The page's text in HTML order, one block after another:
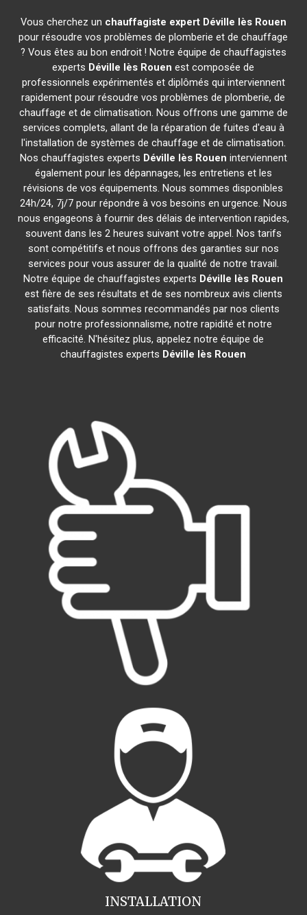
Vous cherchez un chauffagiste expert Déville lès Rouen
pour résoudre vos problèmes de plomberie et de chauffage
? Vous êtes au bon endroit ! Notre équipe de chauffagistes
experts Déville lès Rouen est composée de
professionnels expérimentés et diplômés qui interviennent
rapidement pour résoudre vos problèmes de plomberie, de
chauffage et de climatisation. Nous offrons une gamme de
services complets, allant de la réparation de fuites d'eau à
l'installation de systèmes de chauffage et de climatisation.
Nos chauffagistes experts Déville lès Rouen interviennent
également pour les dépannages, les entretiens et les
révisions de vos équipements. Nous sommes disponibles
24h/24, 7j/7 pour répondre à vos besoins en urgence. Nous
nous engageons à fournir des délais de intervention rapides,
souvent dans les 2 heures suivant votre appel. Nos tarifs
sont compétitifs et nous offrons des garanties sur nos
services pour vous assurer de la qualité de notre travail.
Notre équipe de chauffagistes experts Déville lès Rouen
est fière de ses résultats et de ses nombreux avis clients
satisfaits. Nous sommes recommandés par nos clients
pour notre professionnalisme, notre rapidité et notre
efficacité. N'hésitez plus, appelez notre équipe de
chauffagistes experts Déville lès Rouen
INSTALLATION